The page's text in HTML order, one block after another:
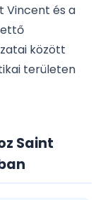
Vincent és a
között
területen
Saint